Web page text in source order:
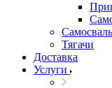
Тягачи
Доставка
Услуги